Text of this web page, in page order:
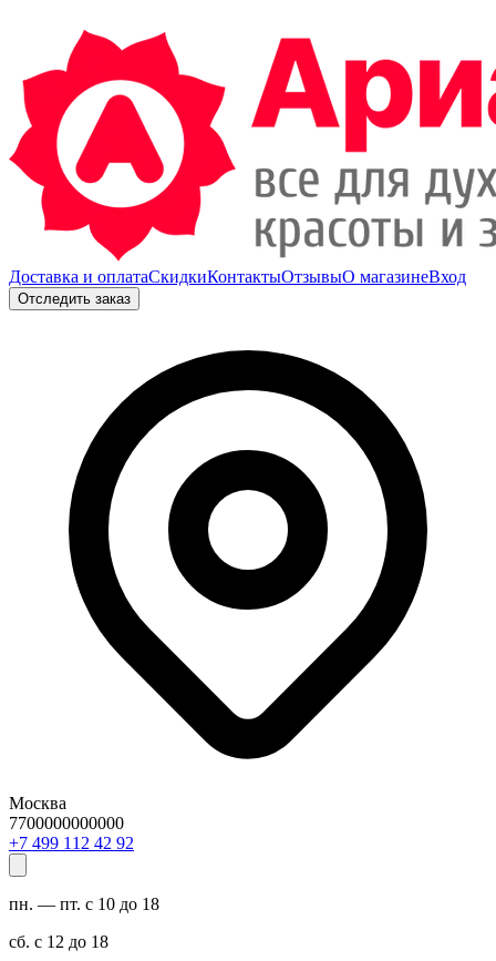
Доставка и оплатаСкидкиКонтактыОтзывыО магазинеВход
Отследить заказ
Москва
7700000000000
29 24 211 994 7+
пн. — пт. с 10 до 18
сб. с 12 до 18